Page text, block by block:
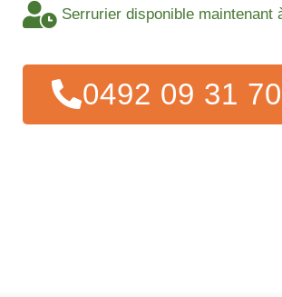
Serrurier disponible maintenant
0492 09 31 70